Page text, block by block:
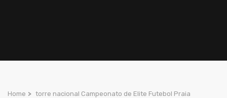
Home > torre nacional Campeonato de Elite Futebol Praia